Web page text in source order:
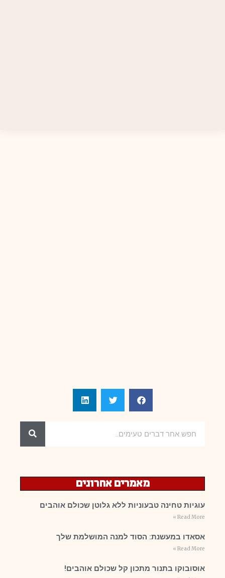
מאמרים אחרונים
עוגיות טחינה טבעוניות ללא גלוטן שכולם אוהבים
Read More »
אסאדו במעשנת: הסוד למנה המושלמת שלך
Read More »
אוסובוקו בתנור מתכון קל שכולם אוהבים!